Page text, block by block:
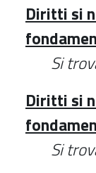
Diritti si
Si
Diritti si
Si